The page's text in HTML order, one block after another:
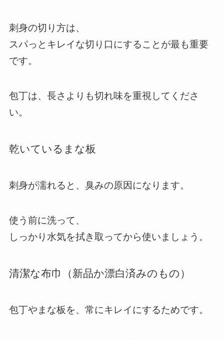
刺身の切り方は、
スパっとキレイな切り口にすることが最も重要
です。
包丁は、長さよりも切れ味を重視してくださ
い。
乾いているまな板
刺身が濡れると、臭みの原因になります。
使う前に洗って、
しっかり水気を拭き取ってから使いましょう。
清潔な布巾（新品か漂白済みのもの）
包丁やまな板を、常にキレイにするためです。